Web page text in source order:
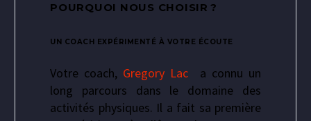
POURQUOI NOUS CHOISIR ?
UN COACH EXPÉRIMENTÉ À VOTRE ÉCOUTE
Votre coach, Gregory Lac a connu un
long parcours dans le domaine des
activités physiques. Il a fait sa première